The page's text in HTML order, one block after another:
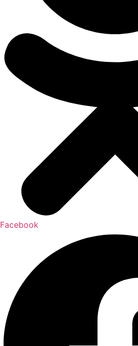
Facebook